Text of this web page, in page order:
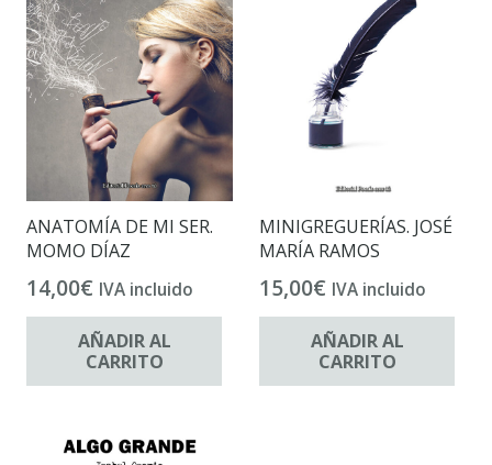
ANATOMÍA DE MI SER.
MOMO DÍAZ
14,00€ IVA incluido
AÑADIR AL
CARRITO
MINIGREGUERÍAS. JOSÉ
MARÍA RAMOS
15,00€ IVA incluido
AÑADIR AL
CARRITO